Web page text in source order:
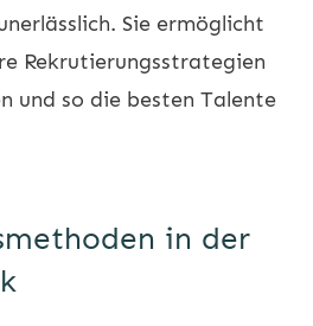
Sie ermöglicht
Rekrutierungsstrategien
und so die besten Talente
in der